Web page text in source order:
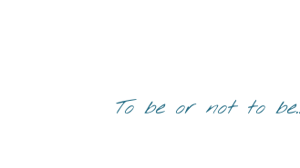
To be or not to